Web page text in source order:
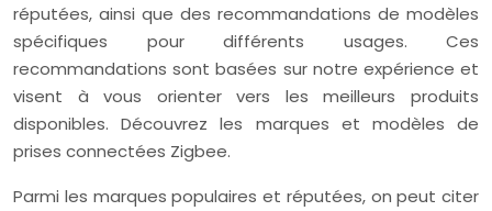
réputées, ainsi que des recommandations de modèles
spécifiques pour différents usages. Ces
recommandations sont basées sur notre expérience et
visent à vous orienter vers les meilleurs produits
disponibles. Découvrez les marques et modèles de
prises connectées Zigbee.
Parmi les marques populaires et réputées, on peut citer